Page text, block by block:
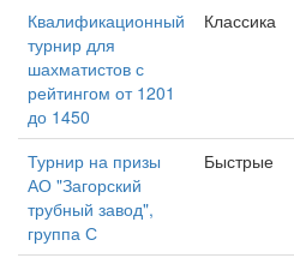
Квалификационный
турнир для
шахматистов с
рейтингом от 1201
до 1450
Классика
Турнир на призы
АО "Загорский
трубный завод",
группа С
Быстрые